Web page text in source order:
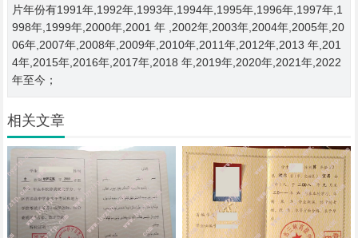
片年份有1991年,1992年,1993年,1994年,1995年,1996年,1997年,1
998年,1999年,2000年,2001 年 ,2002年,2003年,2004年,2005年,20
06年,2007年,2008年,2009年,2010年,2011年,2012年,2013 年,201
4年,2015年,2016年,2017年,2018 年,2019年,2020年,2021年,2022
年至今；
相关文章